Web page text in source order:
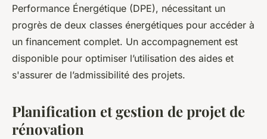
Performance Énergétique (DPE), nécessitant un
progrès de deux classes énergétiques pour accéder à
un financement complet. Un accompagnement est
disponible pour optimiser l’utilisation des aides et
s'assurer de l’admissibilité des projets.
Planification et gestion de projet de
rénovation